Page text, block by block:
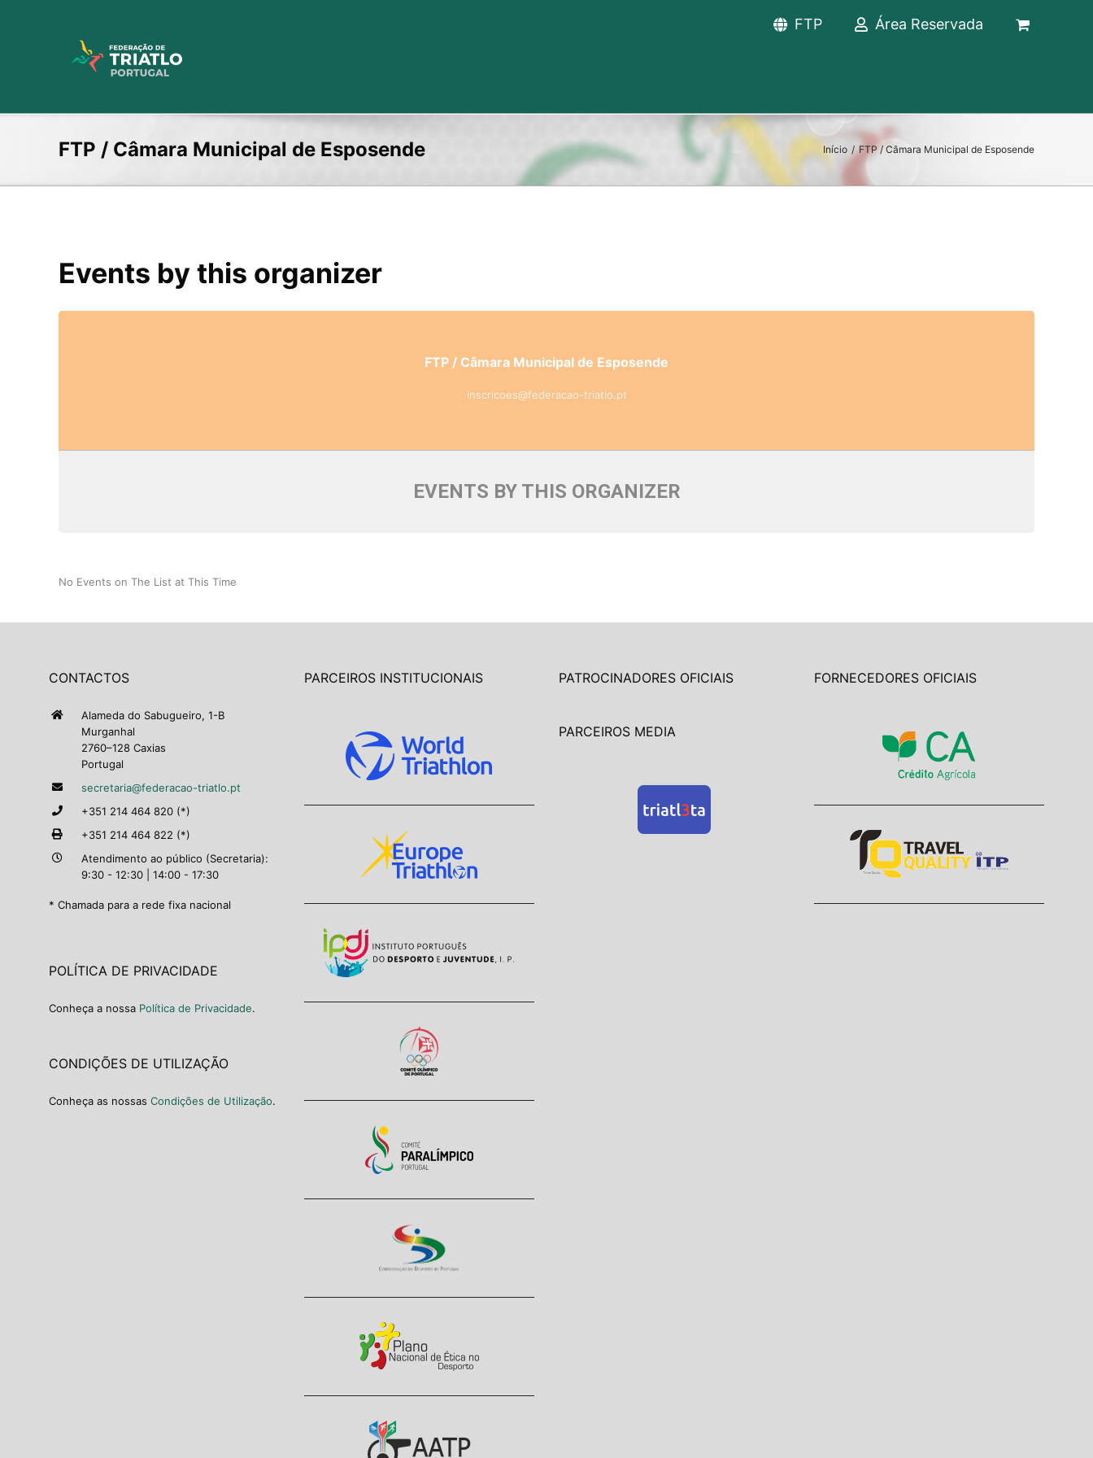
FTP Área Reservada
FTP / Câmara Municipal de Esposende Início / FTP / Câmara Municipal de Esposende
Events by this organizer
FTP / Câmara Municipal de Esposende
inscricoes@federacao-triatlo.pt
EVENTS BY THIS ORGANIZER
No Events on The List at This Time
CONTACTOS
Alameda do Sabugueiro, 1-B
Murganhal
2760–128 Caxias
Portugal
secretaria@federacao-triatlo.pt
+351 214 464 820 (*)
+351 214 464 822 (*)
Atendimento ao público (Secretaria):
9:30 - 12:30 | 14:00 - 17:30
* Chamada para a rede fixa nacional
POLÍTICA DE PRIVACIDADE
Conheça a nossa Política de Privacidade.
CONDIÇÕES DE UTILIZAÇÃO
Conheça as nossas Condições de Utilização.
PARCEIROS INSTITUCIONAIS PATROCINADORES OFICIAIS
PARCEIROS MEDIA
FORNECEDORES OFICIAIS